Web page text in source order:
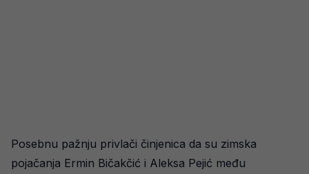
Posebnu pažnju privlači činjenica da su zimska
pojačanja Ermin Bičakčić i Aleksa Pejić među